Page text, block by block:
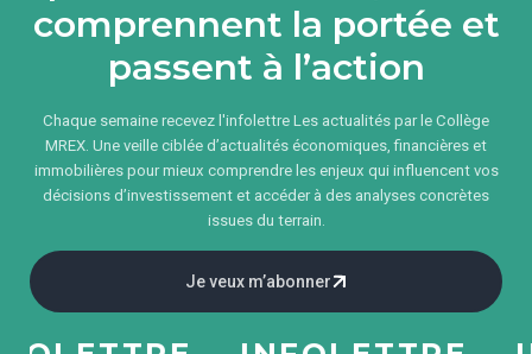
comprennent la portée et
passent à l’action
Chaque semaine recevez l'infolettre Les actualités par le Collège
MREX. Une veille ciblée d’actualités économiques, financières et
immobilières pour mieux comprendre les enjeux qui influencent vos
décisions d’investissement et accéder à des analyses concrètes
issues du terrain.
Je veux m’abonner